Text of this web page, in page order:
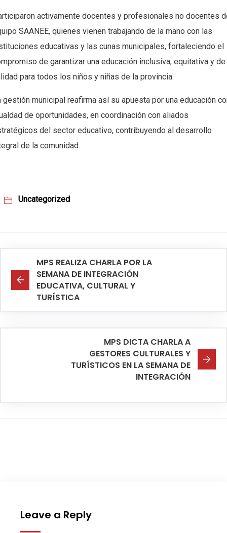
activamente docentes y profesionales no docentes
SAANEE, quienes vienen trabajando de la mano con las
educativas y las cunas municipales, fortaleciendo el
de garantizar una educación inclusiva, equitativa y de
para todos los niños y niñas de la provincia.
gestión municipal reafirma así su apuesta por una educación
de oportunidades, en coordinación con aliados
del sector educativo, contribuyendo al desarrollo
de la comunidad.
Uncategorized
MPS REALIZA CHARLA POR LA
SEMANA DE INTEGRACIÓN
EDUCATIVA, CULTURAL Y
TURÍSTICA
MPS DICTA CHARLA A
GESTORES CULTURALES Y
TURÍSTICOS EN LA SEMANA DE
INTEGRACIÓN
Leave a Reply